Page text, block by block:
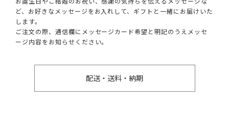
ど、お好きなメッセージをお入れして、ギフトと一緒にお届けいた
します。
ご注文の際、通信欄にメッセージカード希望と明記のうえメッセ
ージ内容をお知らせください。
配送・送料・納期